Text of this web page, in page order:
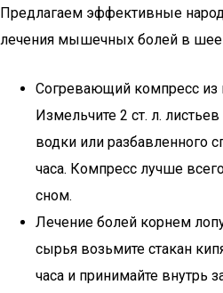
Предлагаем эффективные
лечения мышечных болей в шее
Согревающий компресс из
Измельчите 2 ст. л.
водки или разбавленного
часа. Компресс лучше
сном.
Лечение болей корнем
сырья возьмите стакан
часа и принимайте внутрь